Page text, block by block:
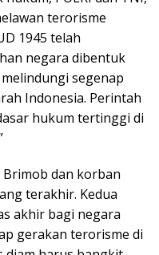
terorisme
1945 telah
negara dibentuk
segenap
Indonesia. Perintah
hukum tertinggi di
dan korban
terakhir. Kedua
akhir bagi negara
gerakan terorisme di